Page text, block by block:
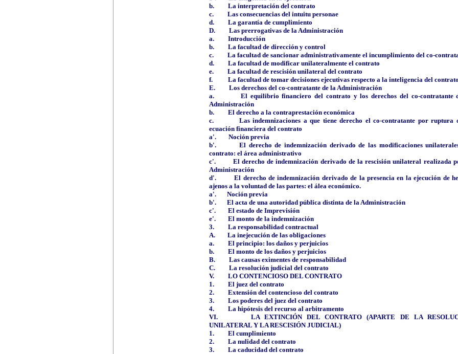
b.
La interpretación del contrato
c.
Las consecuencias del intuitu personae
d.
La garantía de cumplimiento
D.
Las prerrogativas de la Administración
a.
Introducción
b.
La facultad de dirección y control
c.
La facultad de sancionar administrativamente el incumplimiento del co-
d.
La facultad de modificar unilateralmente el contrato
e.
La facultad de rescisión unilateral del contrato
f.
La facultad de tomar decisiones ejecutivas respecto a la inteligencia del contrato
E.
Los derechos del co-contratante de la Administración
a.
El equilibrio financiero del contrato y los derechos del co-contratante
Administración
b.
El derecho a la contraprestación económica
c.
Las indemnizaciones a que tiene derecho el co-contratante por ruptura
ecuación financiera del contrato
a'.
Noción previa
b'.
El derecho de indemnización derivado de las modificaciones
contrato: el área administrativo
c'.
El derecho de indemnización derivado de la rescisión unilateral realizada
Administración
d'.
El derecho de indemnización derivado de la presencia en la ejecución de
ajenos a la voluntad de las partes: el álea económico.
a'.
Noción previa
b'.
El acta de una autoridad pública distinta de la Administración
c'.
El estado de Imprevisión
e'.
El monto de la indemnización
3.
La responsabilidad contractual
A.
La inejecución de las obligaciones
a.
El principio: los daños y perjuicios
b.
El monto de los daños y perjuicios
B.
Las causas eximentes de responsabilidad
C.
La resolución judicial del contrato
V.
LO CONTENCIOSO DEL CONTRATO
1.
El juez del contrato
2.
Extensión del contencioso del contrato
3.
Los poderes del juez del contrato
4.
La hipótesis del recurso al arbitramento
VI.
LA EXTINCIÓN DEL CONTRATO (APARTE DE LA
UNILATERAL Y LA RESCISIÓN JUDICIAL)
1.
El cumplimiento
2.
La nulidad del contrato
3.
La caducidad del contrato